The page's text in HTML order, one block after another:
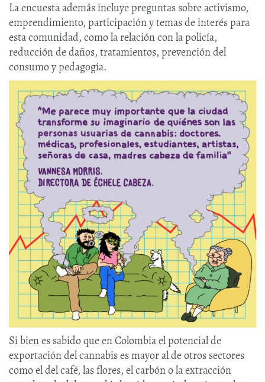
La encuesta además incluye preguntas sobre activismo,
emprendimiento, participación y temas de interés para
esta comunidad, como la relación con la policía,
reducción de daños, tratamientos, prevención del
consumo y pedagogía.
Si bien es sabido que en Colombia el potencial de
exportación del cannabis es mayor al de otros sectores
como el del café, las flores, el carbón o la extracción